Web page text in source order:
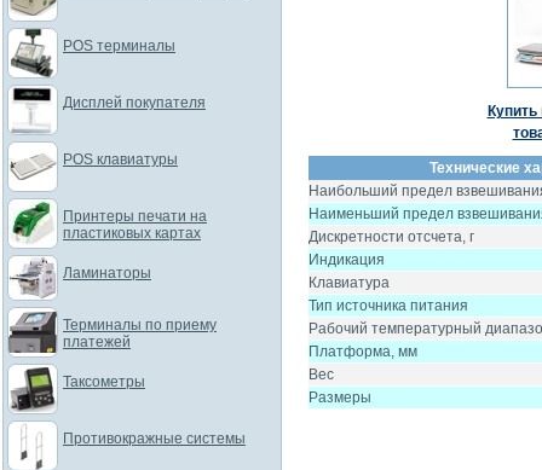
Технические
Наибольший предел
Наименьший предел
Дискретности отсчета, г
Индикация
Клавиатура
Тип источника питания
Рабочий температурный
Платформа, мм
Вес
Размеры
POS терминалы
Дисплей покупателя
POS клавиатуры
Принтеры печати на
пластиковых картах
Ламинаторы
Терминалы по приему
платежей
Таксометры
Противокражные системы